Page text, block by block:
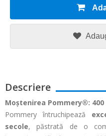
Descriere
Moștenirea Pommery®:
Pommery întruchipează
secole, păstrată de o